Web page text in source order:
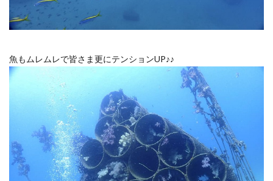
魚もムレムレで皆さま更にテンションUP♪♪